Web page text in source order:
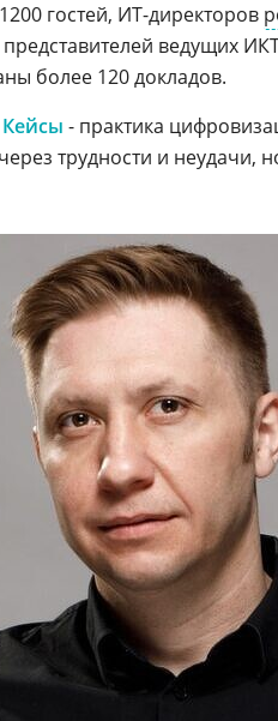
гостей, ИТ-директоров
представителей ведущих
более 120 докладов.
Кейсы - практика
трудности и неудачи,